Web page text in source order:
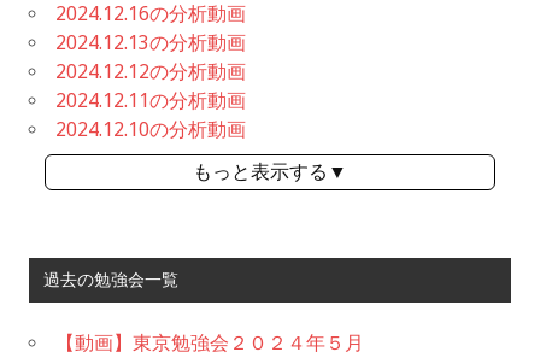
2024.12.16の分析動画
2024.12.13の分析動画
2024.12.12の分析動画
2024.12.11の分析動画
2024.12.10の分析動画
もっと表示する▼
過去の勉強会一覧
【動画】東京勉強会２０２４年５月